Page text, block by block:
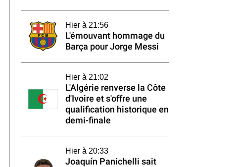
Hier à 21:56
L'émouvant hommage du
Barça pour Jorge Messi
Hier à 21:02
L'Algérie renverse la Côte
d'Ivoire et s'offre une
qualification historique en
demi-finale
Hier à 20:33
Joaquín Panichelli sait